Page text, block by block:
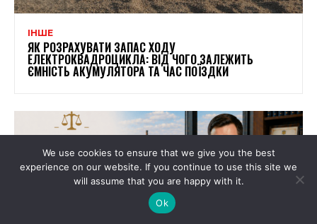
ІНШЕ
ЯК РОЗРАХУВАТИ ЗАПАС ХОДУ
ЕЛЕКТРОКВАДРОЦИКЛА: ВІД ЧОГО ЗАЛЕЖИТЬ
ЄМНІСТЬ АКУМУЛЯТОРА ТА ЧАС ПОЇЗДКИ
We use cookies to ensure that we give you the best
experience on our website. If you continue to use this site we
will assume that you are happy with it.
Ok